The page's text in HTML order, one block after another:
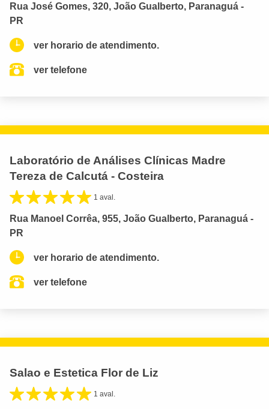
Rua José Gomes, 320, João Gualberto, Paranaguá -
PR
ver horario de atendimento.
ver telefone
Laboratório de Análises Clínicas Madre
Tereza de Calcutá - Costeira
1 aval.
Rua Manoel Corrêa, 955, João Gualberto, Paranaguá -
PR
ver horario de atendimento.
ver telefone
Salao e Estetica Flor de Liz
1 aval.